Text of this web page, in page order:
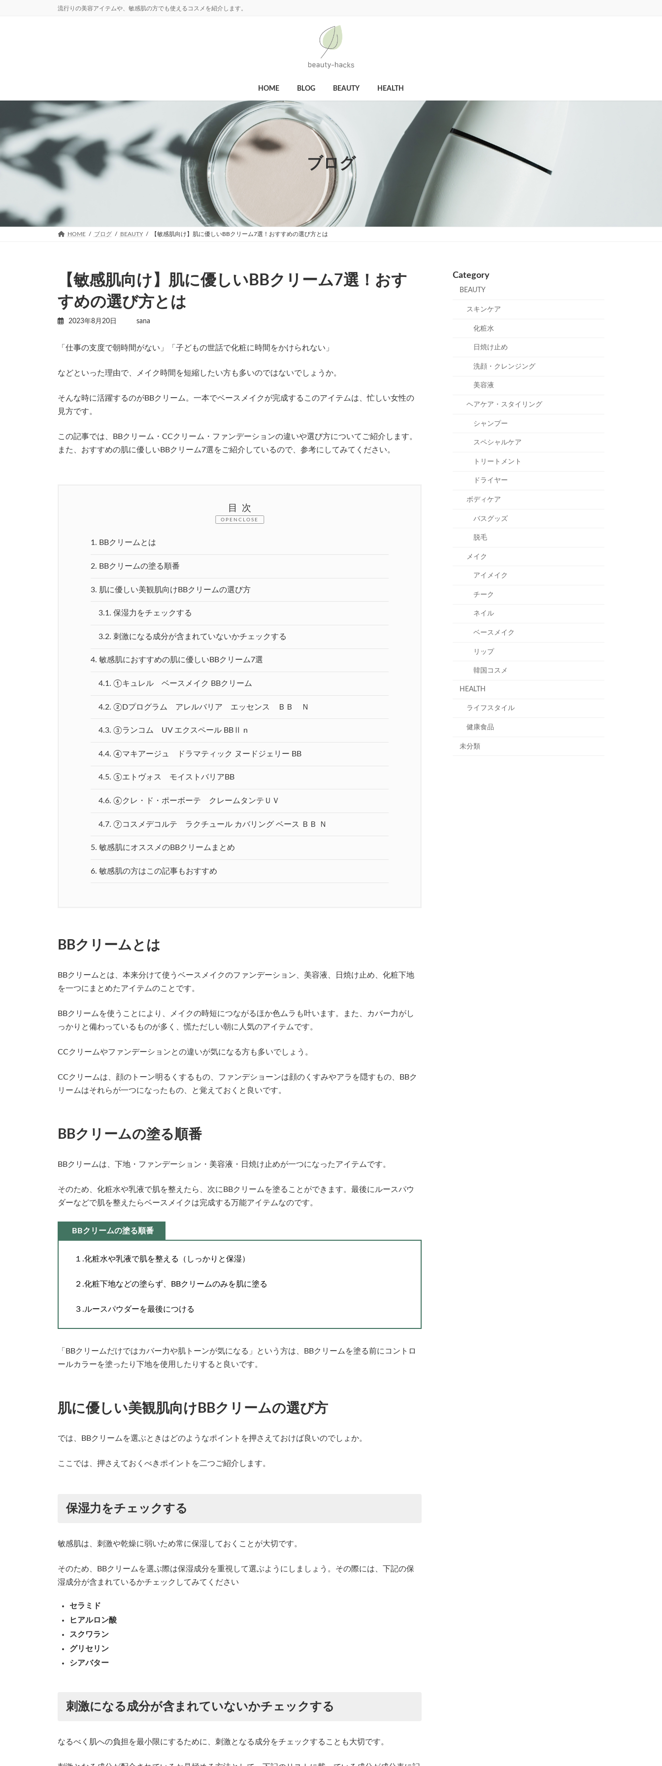
流行りの美容アイテムや、敏感肌の方でも使えるコスメを紹介します。
HOME BLOG BEAUTY HEALTH
ブログ
HOME ブログ BEAUTY 【敏感肌向け】肌に優しいBBクリーム7選！おすすめの選び方とは
【敏感肌向け】肌に優しいBBクリーム7選！おす
すめの選び方とは
2023年8月20日 sana
「仕事の支度で朝時間がない」「子どもの世話で化粧に時間をかけられない」
などといった理由で、メイク時間を短縮したい方も多いのではないでしょうか。
そんな時に活躍するのがBBクリーム。一本でベースメイクが完成するこのアイテムは、忙しい女性の
見方です。
この記事では、BBクリーム・CCクリーム・ファンデーションの違いや選び方についてご紹介します。
また、おすすめの肌に優しいBBクリーム7選をご紹介しているので、参考にしてみてください。
目次
CLOSE
1. BBクリームとは
2. BBクリームの塗る順番
3. 肌に優しい美観肌向けBBクリームの選び方
3.1. 保湿力をチェックする
3.2. 刺激になる成分が含まれていないかチェックする
4. 敏感肌におすすめの肌に優しいBBクリーム7選
4.1. ①キュレル ベースメイク BBクリーム
4.2. ②Dプログラム アレルバリア エッセンス ＢＢ Ｎ
4.3. ③ランコム UV エクスペール BBⅡ n
4.4. ④マキアージュ ドラマティック ヌードジェリー BB
4.5. ⑤エトヴォス モイストバリアBB
4.6. ⑥クレ・ド・ポーボーテ クレームタンテＵＶ
4.7. ⑦コスメデコルテ ラクチュール カバリング ベース ＢＢ Ｎ
5. 敏感肌にオススメのBBクリームまとめ
6. 敏感肌の方はこの記事もおすすめ
BBクリームとは
BBクリームとは、本来分けて使うベースメイクのファンデーション、美容液、日焼け止め、化粧下地
を一つにまとめたアイテムのことです。
BBクリームを使うことにより、メイクの時短につながるほか色ムラも叶います。また、カバー力がし
っかりと備わっているものが多く、慌ただしい朝に人気のアイテムです。
CCクリームやファンデーションとの違いが気になる方も多いでしょう。
CCクリームは、顔のトーン明るくするもの、ファンデショーンは顔のくすみやアラを隠すもの、BBク
リームはそれらが一つになったもの、と覚えておくと良いです。
BBクリームの塗る順番
BBクリームは、下地・ファンデーション・美容液・日焼け止めが一つになったアイテムです。
そのため、化粧水や乳液で肌を整えたら、次にBBクリームを塗ることができます。最後にルースパウ
ダーなどで肌を整えたらベースメイクは完成する万能アイテムなのです。
BBクリームの塗る順番
１.化粧水や乳液で肌を整える（しっかりと保湿）
２.化粧下地などの塗らず、BBクリームのみを肌に塗る
３.ルースパウダーを最後につける
「BBクリームだけではカバー力や肌トーンが気になる」という方は、BBクリームを塗る前にコントロ
ールカラーを塗ったり下地を使用したりすると良いです。
肌に優しい美観肌向けBBクリームの選び方
では、BBクリームを選ぶときはどのようなポイントを押さえておけば良いのでしょか。
ここでは、押さえておくべきポイントを二つご紹介します。
保湿力をチェックする
敏感肌は、刺激や乾燥に弱いため常に保湿しておくことが大切です。
そのため、BBクリームを選ぶ際は保湿成分を重視して選ぶようにしましょう。その際には、下記の保
湿成分が含まれているかチェックしてみてください
セラミド
ヒアルロン酸
スクワラン
グリセリン
シアバター
刺激になる成分が含まれていないかチェックする
なるべく肌への負担を最小限にするために、刺激となる成分をチェックすることも大切です。
Category
BEAUTY
スキンケア
化粧水
日焼け止め
洗顔・クレンジング
美容液
ヘアケア・スタイリング
シャンプー
スペシャルケア
トリートメント
ドライヤー
ボディケア
バスグッズ
脱毛
メイク
アイメイク
チーク
ネイル
ベースメイク
リップ
韓国コスメ
HEALTH
ライフスタイル
健康食品
未分類